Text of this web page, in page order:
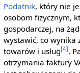
Podatnik, który nie
osobom fizycznym,
gospodarczej, na
wystawić, co wynika
towarów i usług[4].
otrzymania faktury